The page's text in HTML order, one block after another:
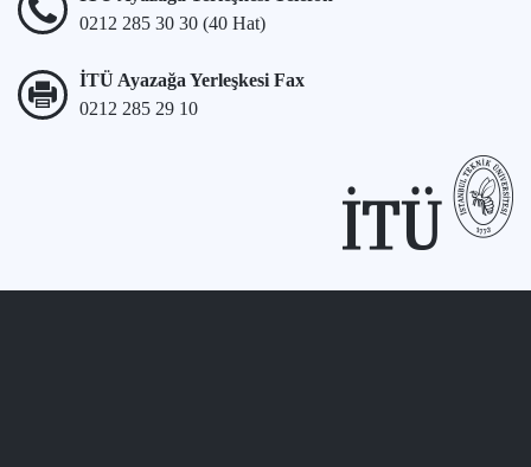
0212 285 30 30 (40 Hat)
İTÜ Ayazağa Yerleşkesi Fax
0212 285 29 10